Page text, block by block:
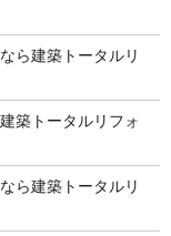
ら建築トータルリ
築トータルリフォ
ら建築トータルリ